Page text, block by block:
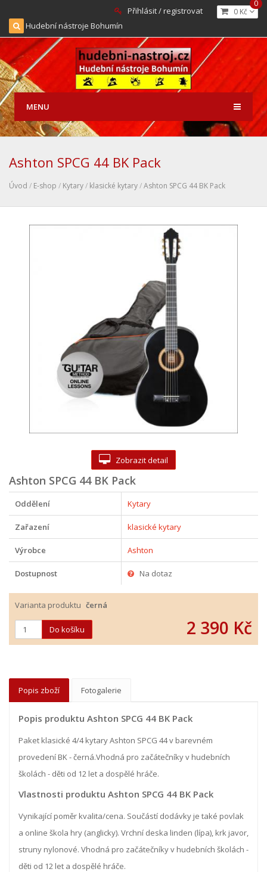
0 Kč
0
Přihlásit / registrovat
Hudební nástroje Bohumín
MENU
Ashton SPCG 44 BK Pack
Úvod / E-shop / Kytary/ klasické kytary/Ashton SPCG 44 BK Pack
Zobrazit detail
Ashton SPCG 44 BK Pack
Oddělení Kytary
Zařazení klasické kytary
Výrobce Ashton
Dostupnost Na dotaz
Varianta produktu černá
2 390 Kč
Popis zboží Fotogalerie
Popis produktu Ashton SPCG 44 BK Pack
Paket klasické 4/4 kytary Ashton SPCG 44 v barevném
provedení BK - černá.Vhodná pro začátečníky v hudebních
školách - děti od 12 let a dospělé hráče.
Vlastnosti produktu Ashton SPCG 44 BK Pack
Vynikající poměr kvalita/cena. Součástí dodávky je také povlak
a online škola hry (anglicky). Vrchní deska linden (lípa), krk javor,
struny nylonové. Vhodná pro začátečníky v hudebních školách -
děti od 12 let a dospělé hráče.